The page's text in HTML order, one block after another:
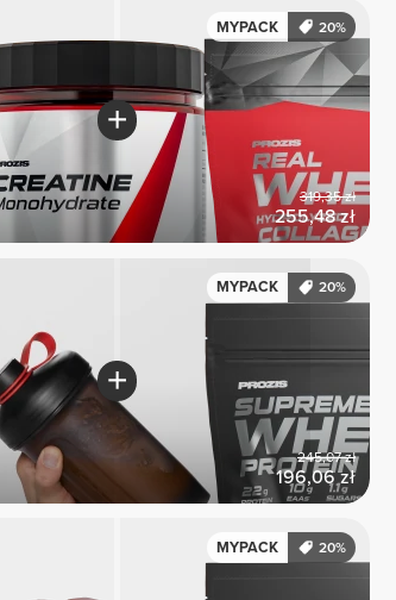
MYPACK 20%
255,48 zł
319,35 zł
MYPACK 20%
196,06 zł
245,07 zł
MYPACK 20%